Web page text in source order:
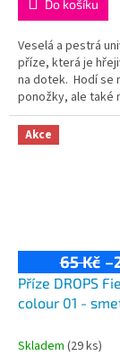
Do košíku
Veselá a pestrá
příze, která je
na dotek. Hodí se
ponožky, ale také
kardigany či
75% vlna, 25%
Akce
65 Kč
Příze DROPS
colour 01 -
Skladem (29 ks)